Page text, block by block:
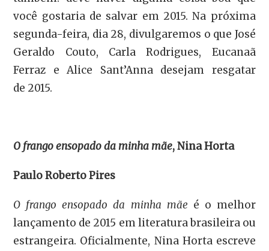
você gostaria de salvar em 2015. Na próxima
segunda-feira, dia 28, divulgaremos o que José
Geraldo Couto, Carla Rodrigues, Eucanaã
Ferraz e Alice Sant’Anna desejam resgatar
de 2015.
O frango ensopado da minha mãe, Nina Horta
Paulo Roberto Pires
O frango ensopado da minha mãe é o melhor
lançamento de 2015 em literatura brasileira ou
estrangeira. Oficialmente, Nina Horta escreve